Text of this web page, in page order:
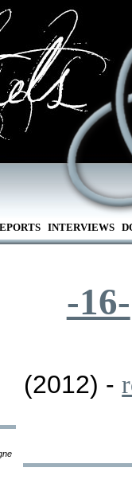
INTERVIEWS
-16-
(2012) -